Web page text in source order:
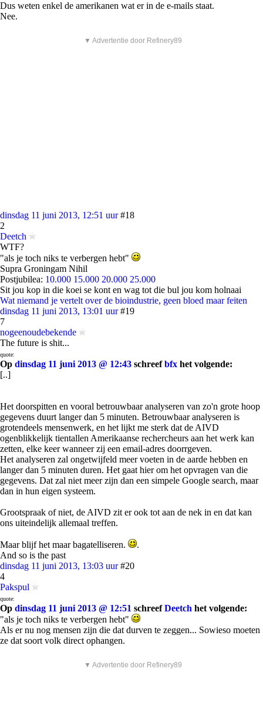
Dus weten enkel de amerikanen wat er in de e-mails staat.
Nee.
▼ Advertentie door Refinery89
dinsdag 11 juni 2013, 12:51 uur #18
2
Deetch
WTF?
"als je toch niks te verbergen hebt"
Supra Groningam Nihil
Postjubilea: 10.000 15.000 20.000 25.000
Sit jou kop in die koei se kont en wag tot die bul jou kom holnaai
Wat niemand je vertelt over de bioindustrie, geen bloed maar feiten
dinsdag 11 juni 2013, 13:01 uur #19
7
nogeenoudebekende
The future is shit...
quote:
Op dinsdag 11 juni 2013 @ 12:43 schreefbfx het volgende:
[..]
Het doorspitten en vooral betrouwbaar analyseren van zo'n grote hoop
gegevens duurt langer dan 5 minuten. Betrouwbaar analyseren is
grotendeels mensenwerk, en het lijkt me sterk dat de AIVD
ogenblikkelijk tientallen Amerikaanse rechercheurs aan het werk kan
zetten, elke keer wanneer zij een email-adres doorrgeven.
Het analyseren zal ongetwijfeld meer voeten in de aarde hebben en
langer dan 5 minuten duren. Het gaat hier om het opvragen van die
gegevens. Dat zal niet meer zijn dan een simpele Google search, maar
dan in hun eigen systeem.
Grootspraak of niet, de AIVD zit er ook tot aan de nek in en dat kan
ons uiteindelijk allemaal treffen.
Maar blijf het maar bagatelliseren.
.
And so is the past
dinsdag 11 juni 2013, 13:03 uur #20
4
Pakspul
quote:
Op dinsdag 11 juni 2013 @ 12:51 schreefDeetch het volgende:
"als je toch niks te verbergen hebt"
Als er nu nog mensen zijn die dat durven te zeggen... Sowieso moeten
ze dat soort volk direct ophangen.
▼ Advertentie door Refinery89